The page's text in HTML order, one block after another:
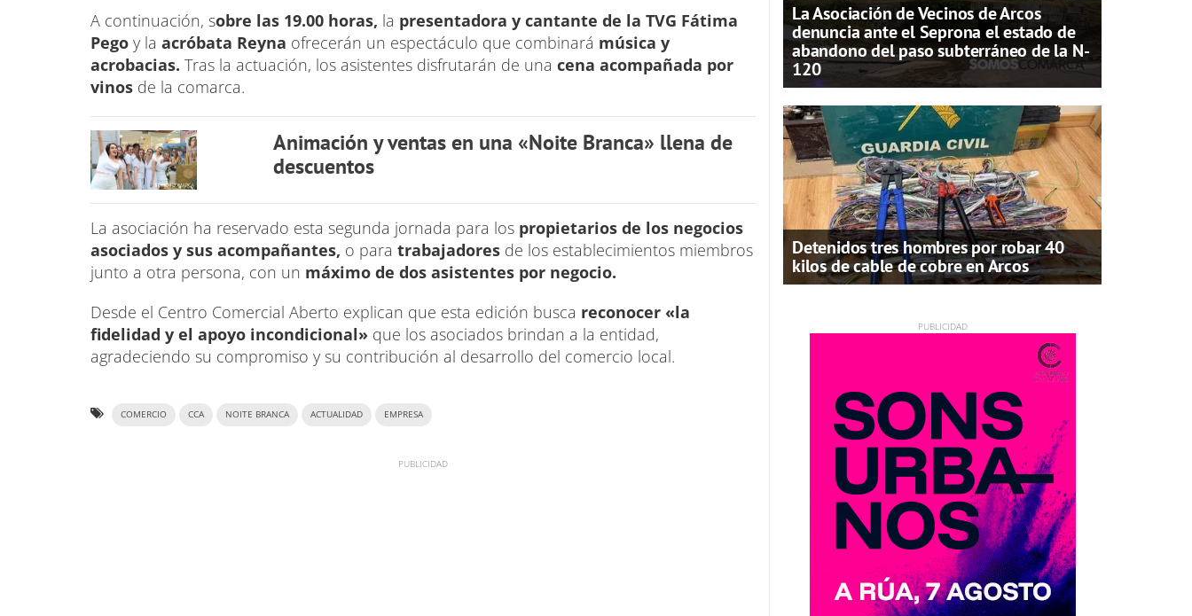
A continuación, sobre las 19.00 horas, la presentadora y cantante de la TVG Fátima
Pego y la acróbata Reyna ofrecerán un espectáculo que combinará música y
acrobacias. Tras la actuación, los asistentes disfrutarán de una cena acompañada por
vinos de la comarca.
Animación y ventas en una «Noite Branca» llena de
descuentos
La asociación ha reservado esta segunda jornada para los propietarios de los negocios
asociados y sus acompañantes, o para trabajadores de los establecimientos miembros
junto a otra persona, con un máximo de dos asistentes por negocio.
Desde el Centro Comercial Aberto explican que esta edición busca reconocer «la
fidelidad y el apoyo incondicional» que los asociados brindan a la entidad,
agradeciendo su compromiso y su contribución al desarrollo del comercio local.
COMERCIO CCA NOITE BRANCA ACTUALIDAD EMPRESA
La Asociación de Vecinos de Arcos
denuncia ante el Seprona el estado de
abandono del paso subterráneo de la N-
120
Detenidos tres hombres por robar 40
kilos de cable de cobre en Arcos